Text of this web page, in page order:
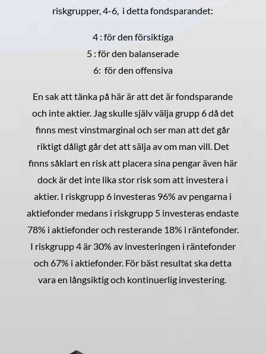
riskgrupper, 4-6, i detta fondsparandet:
4 : för den försiktiga
5 : för den balanserade
6: för den offensiva
En sak att tänka på här är att det är fondsparande
och inte aktier. Jag skulle själv välja grupp 6 då det
finns mest vinstmarginal och ser man att det går
riktigt dåligt går det att sälja av om man vill. Det
finns såklart en risk att placera sina pengar även här
dock är det inte lika stor risk som att investera i
aktier. I riskgrupp 6 investeras 96% av pengarna i
aktiefonder medans i riskgrupp 5 investeras endaste
78% i aktiefonder och resterande 18% i räntefonder.
I riskgrupp 4 är 30% av investeringen i räntefonder
och 67% i aktiefonder. För bäst resultat ska detta
vara en långsiktig och kontinuerlig investering.